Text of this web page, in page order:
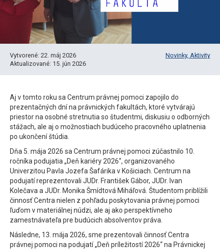
Vytvorené: 22. máj 2026
Aktualizované: 15. jún 2026
Novinky, Aktivity
Aj v tomto roku sa Centrum právnej pomoci zapojilo do
prezentačných dní na právnických fakultách, ktoré vytvárajú
priestor na osobné stretnutia so študentmi, diskusiu o odborných
stážach, ale aj o možnostiach budúceho pracovného uplatnenia
po ukončení štúdia.
Dňa 5. mája 2026 sa Centrum právnej pomoci zúčastnilo 10.
ročníka podujatia „Deň kariéry 2026“, organizovaného
Univerzitou Pavla Jozefa Šafárika v Košiciach. Centrum na
podujatí reprezentovali JUDr. František Gábor, JUDr. Ivan
Kolečava a JUDr. Monika Šmídtová Miháľová. Študentom priblížili
činnosť Centra nielen z pohľadu poskytovania právnej pomoci
ľuďom v materiálnej núdzi, ale aj ako perspektívneho
zamestnávateľa pre budúcich absolventov práva.
Následne, 13. mája 2026, sme prezentovali činnosť Centra
právnej pomoci na podujatí „Deň príležitostí 2026“ na Právnickej